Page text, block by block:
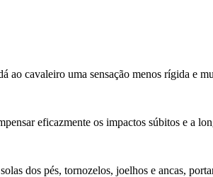
ao cavaleiro uma sensação menos rígida e
eficazmente os impactos súbitos e a
dos pés, tornozelos, joelhos e ancas,